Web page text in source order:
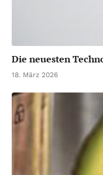
Die neuesten
18. März 2026